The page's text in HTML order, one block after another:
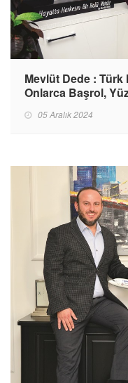
Mevlüt Dede :
Onlarca Başrol,
05 Aralık 2024